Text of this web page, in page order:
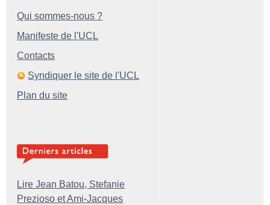
Qui sommes-nous ?
Manifeste de l'UCL
Contacts
Syndiquer le site de l'UCL
Plan du site
Lire Jean Batou, Stefanie
Prezioso et Ami-Jacques